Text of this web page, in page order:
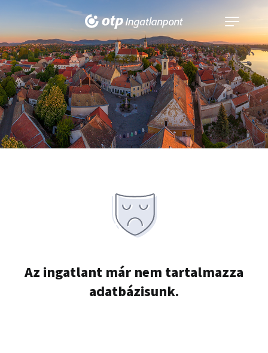
Navigáció
kinyitása
Az ingatlant már nem tartalmazza
adatbázisunk.